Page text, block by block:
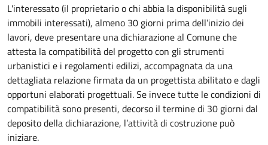
L'interessato (il proprietario o chi abbia la disponibilità sugli
immobili interessati), almeno 30 giorni prima dell’inizio dei
lavori, deve presentare una dichiarazione al Comune che
attesta la compatibilità del progetto con gli strumenti
urbanistici e i regolamenti edilizi, accompagnata da una
dettagliata relazione firmata da un progettista abilitato e dagli
opportuni elaborati progettuali. Se invece tutte le condizioni di
compatibilità sono presenti, decorso il termine di 30 giorni dal
deposito della dichiarazione, l’attività di costruzione può
iniziare.